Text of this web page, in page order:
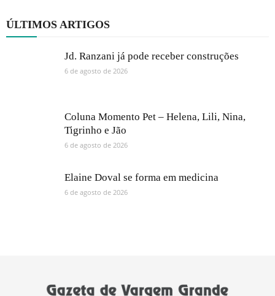
ÚLTIMOS ARTIGOS
Jd. Ranzani já pode receber construções
6 de agosto de 2026
Coluna Momento Pet – Helena, Lili, Nina,
Tigrinho e Jão
6 de agosto de 2026
Elaine Doval se forma em medicina
6 de agosto de 2026